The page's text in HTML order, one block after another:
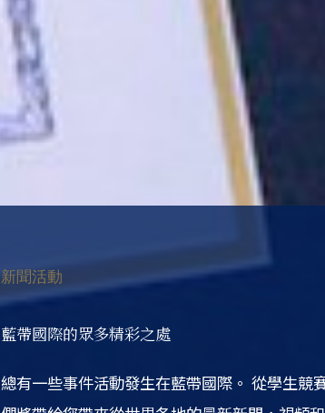
新聞活動
藍帶國際的眾多精彩之處
總有一些事件活動發生在藍帶國際。 從學生競